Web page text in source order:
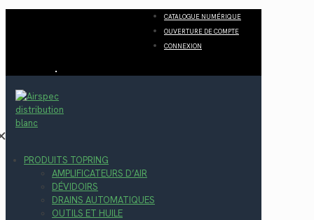
CATALOGUE NUMÉRIQUE
OUVERTURE DE COMPTE
CONNEXION
PRODUITS TOPRING
AMPLIFICATEURS D’AIR
DÉVIDOIRS
DRAINS AUTOMATIQUES
OUTILS ET HUILE